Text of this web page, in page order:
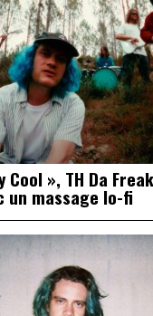
Cool », TH Da
un massage lo-fi